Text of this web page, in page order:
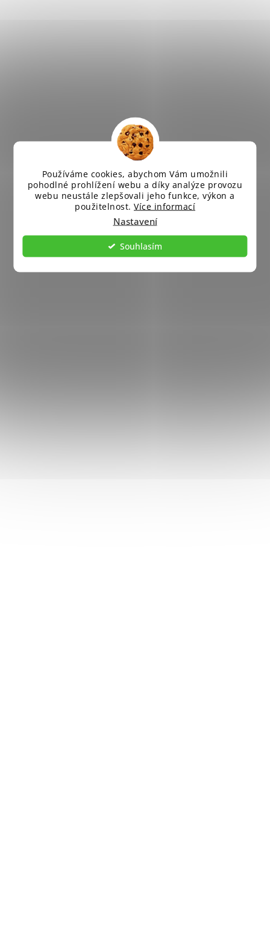
Používáme cookies, abychom Vám umožnili
pohodlné prohlížení webu a díky analýze provozu
webu neustále zlepšovali jeho funkce, výkon a
použitelnost. Více informací
Nastavení
Souhlasím